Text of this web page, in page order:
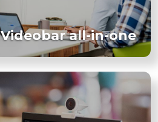
Videobar all-in-one